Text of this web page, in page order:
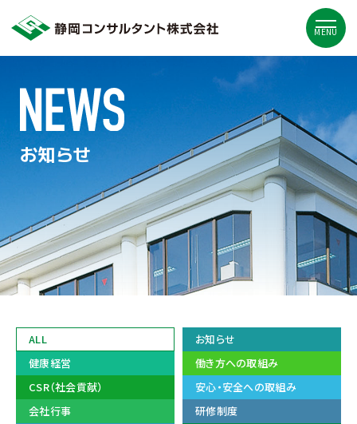
MENU
お知らせ
ALL
お知らせ
健康経営
働き方への取組み
CSR（社会貢献）
安心・安全への取組み
会社行事
研修制度